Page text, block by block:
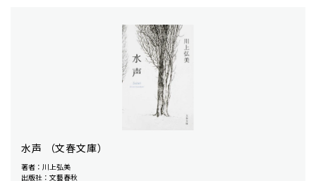
水声 （文春文庫）
著者：川上弘美
出版社：文藝春秋